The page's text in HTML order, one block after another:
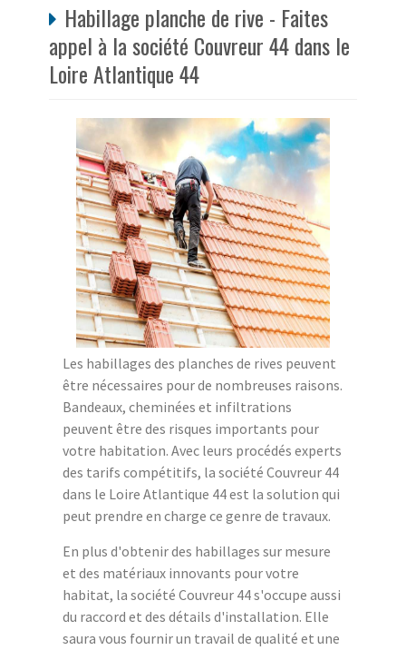
Habillage planche de rive - Faites
appel à la société Couvreur 44 dans le
Loire Atlantique 44
Les habillages des planches de rives peuvent
être nécessaires pour de nombreuses raisons.
Bandeaux, cheminées et infiltrations
peuvent être des risques importants pour
votre habitation. Avec leurs procédés experts
des tarifs compétitifs, la société Couvreur 44
dans le Loire Atlantique 44 est la solution qui
peut prendre en charge ce genre de travaux.
En plus d'obtenir des habillages sur mesure
et des matériaux innovants pour votre
habitat, la société Couvreur 44 s'occupe aussi
du raccord et des détails d'installation. Elle
saura vous fournir un travail de qualité et une